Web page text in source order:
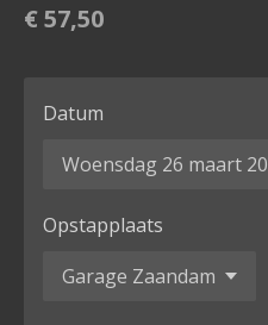
€ 57,50
Datum
Opstapplaats